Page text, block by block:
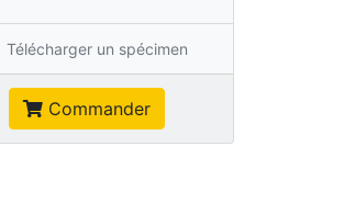
Télécharger un spécimen
Commander